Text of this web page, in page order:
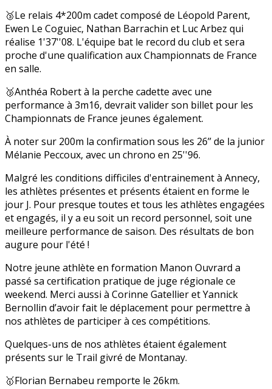
🥉Le relais 4*200m cadet composé de Léopold Parent,
Ewen Le Coguiec, Nathan Barrachin et Luc Arbez qui
réalise 1'37''08. L'équipe bat le record du club et sera
proche d'une qualification aux Championnats de France
en salle.
🥉Anthéa Robert à la perche cadette avec une
performance à 3m16, devrait valider son billet pour les
Championnats de France jeunes également.
À noter sur 200m la confirmation sous les 26’’ de la junior
Mélanie Peccoux, avec un chrono en 25''96.
Malgré les conditions difficiles d'entrainement à Annecy,
les athlètes présentes et présents étaient en forme le
jour J. Pour presque toutes et tous les athlètes engagées
et engagés, il y a eu soit un record personnel, soit une
meilleure performance de saison. Des résultats de bon
augure pour l'été !
Notre jeune athlète en formation Manon Ouvrard a
passé sa certification pratique de juge régionale ce
weekend. Merci aussi à Corinne Gatellier et Yannick
Bernollin d’avoir fait le déplacement pour permettre à
nos athlètes de participer à ces compétitions.
Quelques-uns de nos athlètes étaient également
présents sur le Trail givré de Montanay.
🥇Florian Bernabeu remporte le 26km.